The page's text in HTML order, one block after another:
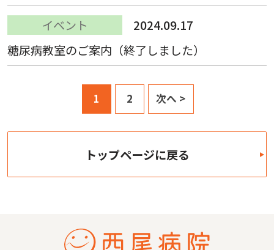
イベント
2024.09.17
糖尿病教室のご案内（終了しました）
1 2 次へ >
トップページに戻る